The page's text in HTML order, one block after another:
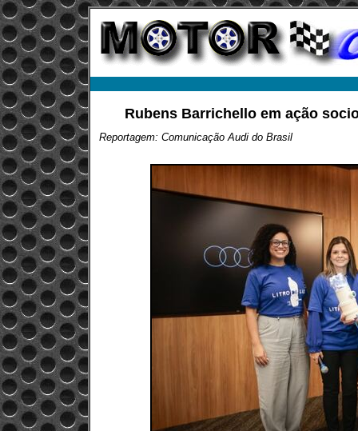
Rubens Barrichello em ação
Reportagem: Comunicação Audi do Brasil